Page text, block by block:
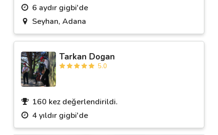
6 aydır gigbi'de
Seyhan, Adana
Tarkan Dogan
5.0
160 kez değerlendirildi.
4 yıldır gigbi'de